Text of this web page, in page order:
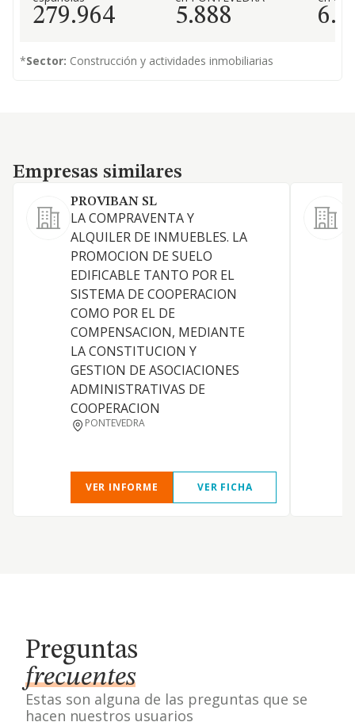
279.964 5.888
*Sector: Construcción y actividades inmobiliarias
Empresas similares
Empresas similares
PROVIBAN SL
LA COMPRAVENTA Y
ALQUILER DE INMUEBLES. LA
PROMOCION DE SUELO
EDIFICABLE TANTO POR EL
SISTEMA DE COOPERACION
COMO POR EL DE
COMPENSACION, MEDIANTE
LA CONSTITUCION Y
GESTION DE ASOCIACIONES
ADMINISTRATIVAS DE
COOPERACION
PONTEVEDRA
VER INFORME VER FICHA
Preguntas
frecuentes
Estas son alguna de las preguntas que se
hacen nuestros usuarios